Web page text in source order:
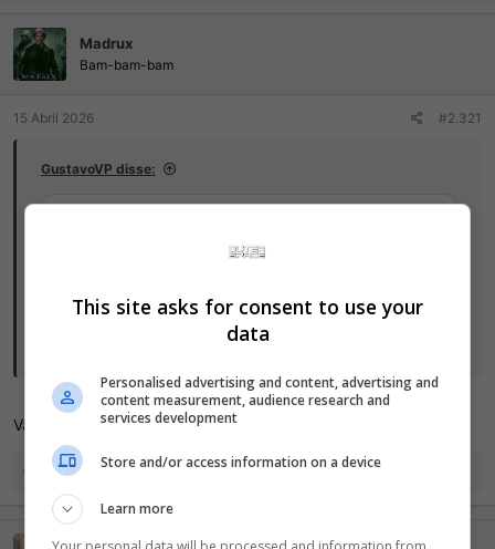
ç
õ
s
Madrux
Bam-bam-bam
15 Abril 2026 #2.321
GustavoVP disse:
Vagabundo do c***lh0!!
Antestor ,100 FISTS e Inosuke Hashibira
This site asks for consent to use your
data
Personalised advertising and content, advertising and
content measurement, audience research and
services development
Store and/or access information on a device
Learn more